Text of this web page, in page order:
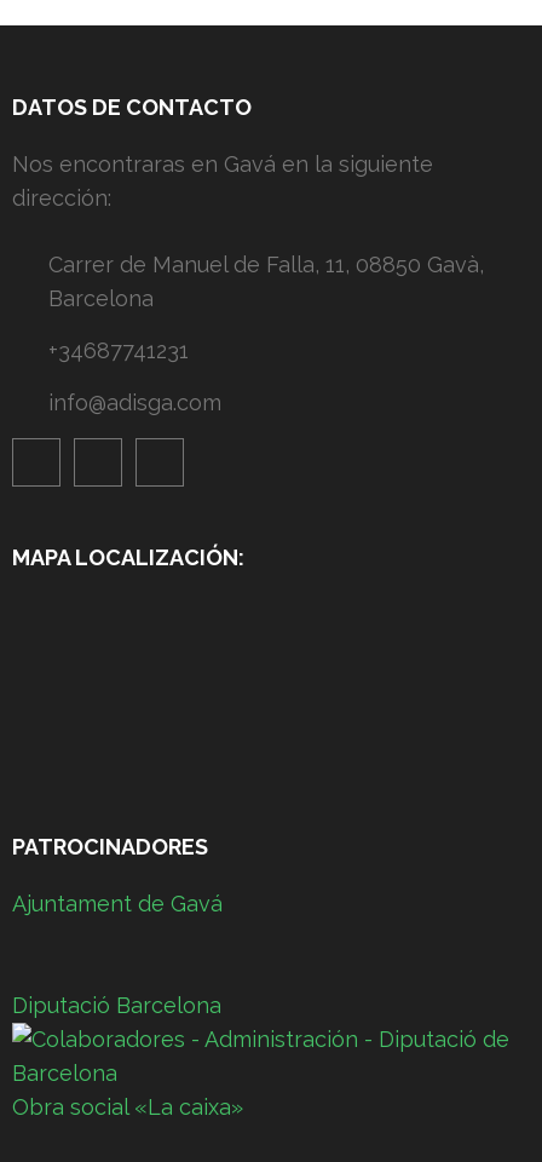
DATOS DE CONTACTO
Nos encontraras en Gavá en la siguiente
dirección:
Carrer de Manuel de Falla, 11, 08850 Gavà,
Barcelona
+34687741231
info@adisga.com
MAPA LOCALIZACIÓN:
PATROCINADORES
Ajuntament de Gavá
Diputació Barcelona
Obra social «La caixa»